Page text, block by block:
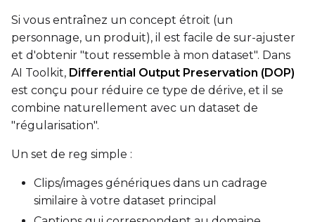
Width
Height
Si vous entraînez un concept étroit (un
personnage, un produit), il est facile de sur-ajuster
et d'obtenir "tout ressemble à mon dataset". Dans
AI Toolkit, Differential Output Preservation (DOP)
est conçu pour réduire ce type de dérive, et il se
combine naturellement avec un dataset de
"régularisation".
Un set de reg simple :
Clips/images génériques dans un cadrage
similaire à votre dataset principal